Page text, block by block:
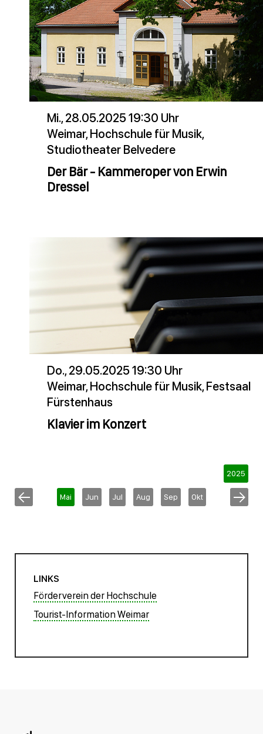
Mi., 28.05.2025 19:30 Uhr
Weimar, Hochschule für Musik,
Studiotheater Belvedere
Der Bär - Kammeroper von Erwin
Dressel
Do., 29.05.2025 19:30 Uhr
Weimar, Hochschule für Musik, Festsaal
Fürstenhaus
Klavier im Konzert
Mai Jun Jul Aug Sep Okt
2025
LINKS
Förderverein der Hochschule
Tourist-Information Weimar